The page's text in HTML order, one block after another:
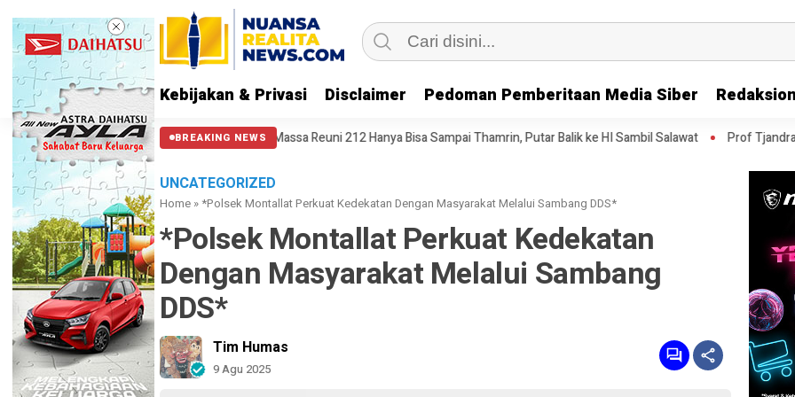
Kebijakan & Privasi Disclaimer Pedoman Pemberitaan Media Siber
BREAKING NEWS
Punya Hati Nurani Massa Reuni 212 Hanya Bisa Sampai Thamrin, Putar Balik ke HI Sambil Salawat Prof Tjandra: Varian Omicron
UNCATEGORIZED
Home » *Polsek Montallat Perkuat Kedekatan Dengan Masyarakat Melalui Sambang DDS*
*Polsek Montallat Perkuat Kedekatan
Dengan Masyarakat Melalui Sambang
DDS*
Tim Humas
9 Agu 2025